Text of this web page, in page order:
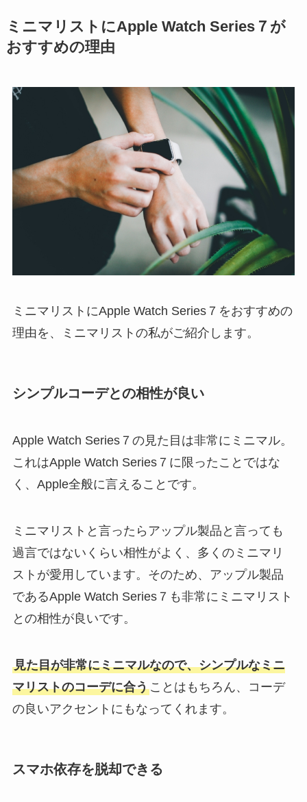
ミニマリストにApple Watch Series７が
おすすめの理由
ミニマリストにApple Watch Series７をおすすめの
理由を、ミニマリストの私がご紹介します。
シンプルコーデとの相性が良い
Apple Watch Series７の見た目は非常にミニマル。
これはApple Watch Series７に限ったことではな
く、Apple全般に言えることです。
ミニマリストと言ったらアップル製品と言っても
過言ではないくらい相性がよく、多くのミニマリ
ストが愛用しています。そのため、アップル製品
であるApple Watch Series７も非常にミニマリスト
との相性が良いです。
見た目が非常にミニマルなので、シンプルなミニ
マリストのコーデに合うことはもちろん、コーデ
の良いアクセントにもなってくれます。
スマホ依存を脱却できる